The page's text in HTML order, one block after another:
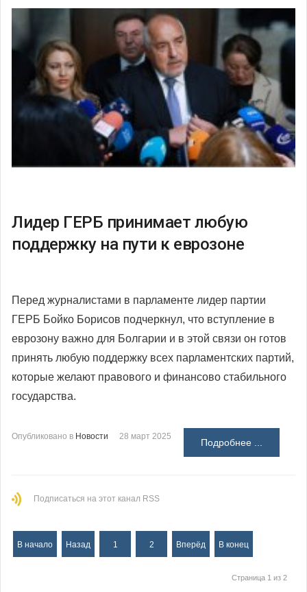
Лидер ГЕРБ принимает любую
поддержку на пути к еврозоне
Перед журналистами в парламенте лидер партии
ГЕРБ Бойко Борисов подчеркнул, что вступление в
еврозону важно для Болгарии и в этой связи он готов
принять любую поддержку всех парламентских партий,
которые желают правового и финансово стабильного
государства.
Опубликовано в Новости 28 март 2025
Подробнее ...
Подписаться на этот канал RSS
В начало Назад 1 2 Вперёд В конец
Страница 1 из 2